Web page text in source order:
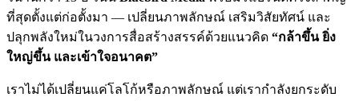
ที่สุดตั้งแต่ก่อตั้งมา — เปลี่ยนภาพลักษณ์ เสริมวิสัยทัศน์ และ
ปลุกพลังใหม่ในวงการสื่อสร้างสรรค์ด้วยแนวคิด “กล้าขึ้น ยิ่ง
ใหญ่ขึ้น และเข้าใจอนาคต”
เราไม่ได้เปลี่ยนแค่โลโก้หรือภาพลักษณ์ แต่เรากำลังยกระดับ